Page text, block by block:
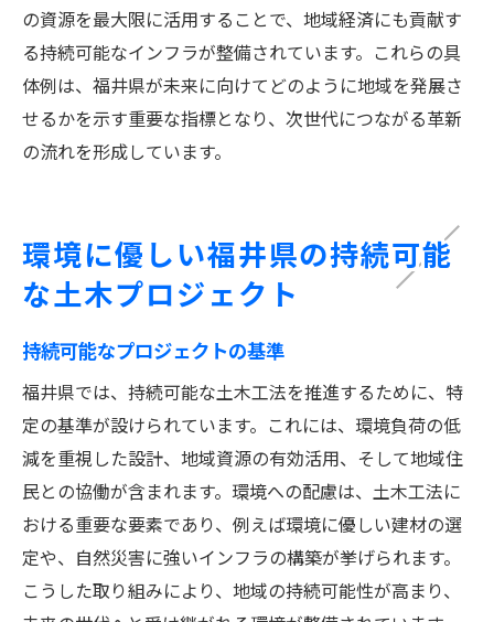
の資源を最大限に活用することで、地域経済にも貢献す
る持続可能なインフラが整備されています。これらの具
体例は、福井県が未来に向けてどのように地域を発展さ
せるかを示す重要な指標となり、次世代につながる革新
の流れを形成しています。
環境に優しい福井県の持続可能
な土木プロジェクト
持続可能なプロジェクトの基準
福井県では、持続可能な土木工法を推進するために、特
定の基準が設けられています。これには、環境負荷の低
減を重視した設計、地域資源の有効活用、そして地域住
民との協働が含まれます。環境への配慮は、土木工法に
おける重要な要素であり、例えば環境に優しい建材の選
定や、自然災害に強いインフラの構築が挙げられます。
こうした取り組みにより、地域の持続可能性が高まり、